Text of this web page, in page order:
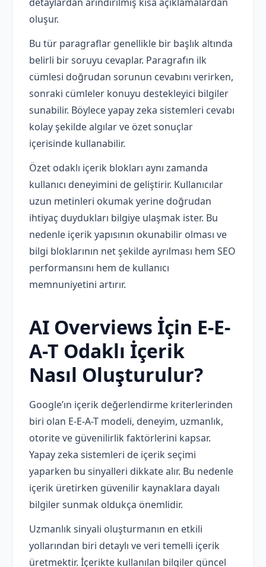
oluşur.
Bu tür paragraflar genellikle bir başlık altında
belirli bir soruyu cevaplar. Paragrafın ilk
cümlesi doğrudan sorunun cevabını verirken,
sonraki cümleler konuyu destekleyici bilgiler
sunabilir. Böylece yapay zeka sistemleri cevabı
kolay şekilde algılar ve özet sonuçlar
içerisinde kullanabilir.
Özet odaklı içerik blokları aynı zamanda
kullanıcı deneyimini de geliştirir. Kullanıcılar
uzun metinleri okumak yerine doğrudan
ihtiyaç duydukları bilgiye ulaşmak ister. Bu
nedenle içerik yapısının okunabilir olması ve
bilgi bloklarının net şekilde ayrılması hem SEO
performansını hem de kullanıcı
memnuniyetini artırır.
AI Overviews İçin E-E-
A-T Odaklı İçerik
Nasıl Oluşturulur?
Google’ın içerik değerlendirme kriterlerinden
biri olan E-E-A-T modeli, deneyim, uzmanlık,
otorite ve güvenilirlik faktörlerini kapsar.
Yapay zeka sistemleri de içerik seçimi
yaparken bu sinyalleri dikkate alır. Bu nedenle
içerik üretirken güvenilir kaynaklara dayalı
bilgiler sunmak oldukça önemlidir.
Uzmanlık sinyali oluşturmanın en etkili
yollarından biri detaylı ve veri temelli içerik
üretmektir. İçerikte kullanılan bilgiler güncel